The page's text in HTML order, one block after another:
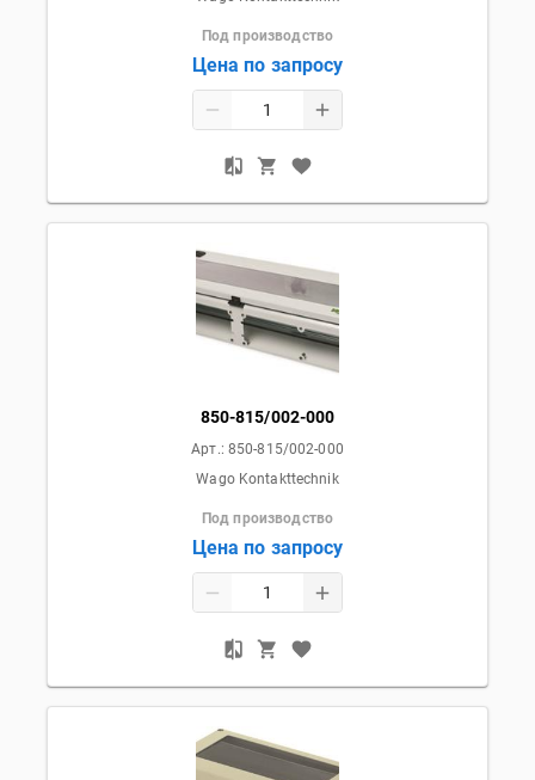
Под производство
Цена по запросу
850-815/002-000
Арт.: 850-815/002-000
Wago Kontakttechnik
Под производство
Цена по запросу